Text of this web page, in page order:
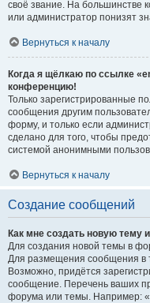
своё звание. На большинстве
или администратор понизят
Вернуться к началу
Когда я щёлкаю по ссылке
конференцию!
Только зарегистрированные
сообщения другим
форму, и только если
сделано для того, чтобы
системой анонимными
Вернуться к началу
Создание сообщений
Как мне создать новую тему
Для создания новой темы в
Для размещения сообщения в
Возможно, придётся
сообщение. Перечень ваших
форума или темы. Например: